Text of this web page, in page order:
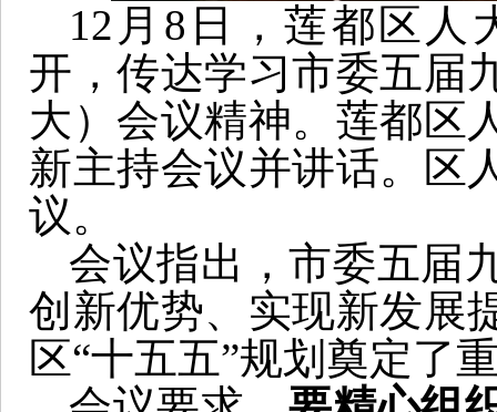
12月8日，莲都区人
开，传达学习市委五届
大）会议精神。莲都区
新主持会议并讲话。区
议。
会议指出，市委五届
创新优势、实现新发展
区“十五五”规划奠定了